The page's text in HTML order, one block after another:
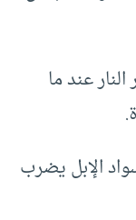
عند ما
الإبل يضرب